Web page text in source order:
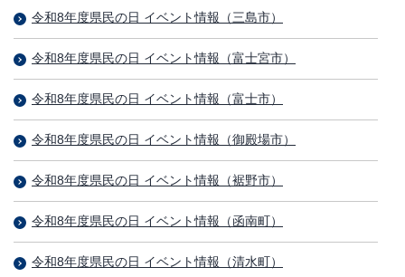
令和8年度県民の日 イベント情報（三島市）
令和8年度県民の日 イベント情報（富士宮市）
令和8年度県民の日 イベント情報（富士市）
令和8年度県民の日 イベント情報（御殿場市）
令和8年度県民の日 イベント情報（裾野市）
令和8年度県民の日 イベント情報（函南町）
令和8年度県民の日 イベント情報（清水町）